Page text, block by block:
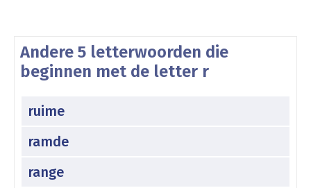
Andere 5 letterwoorden die
beginnen met de letter r
ruime
ramde
range